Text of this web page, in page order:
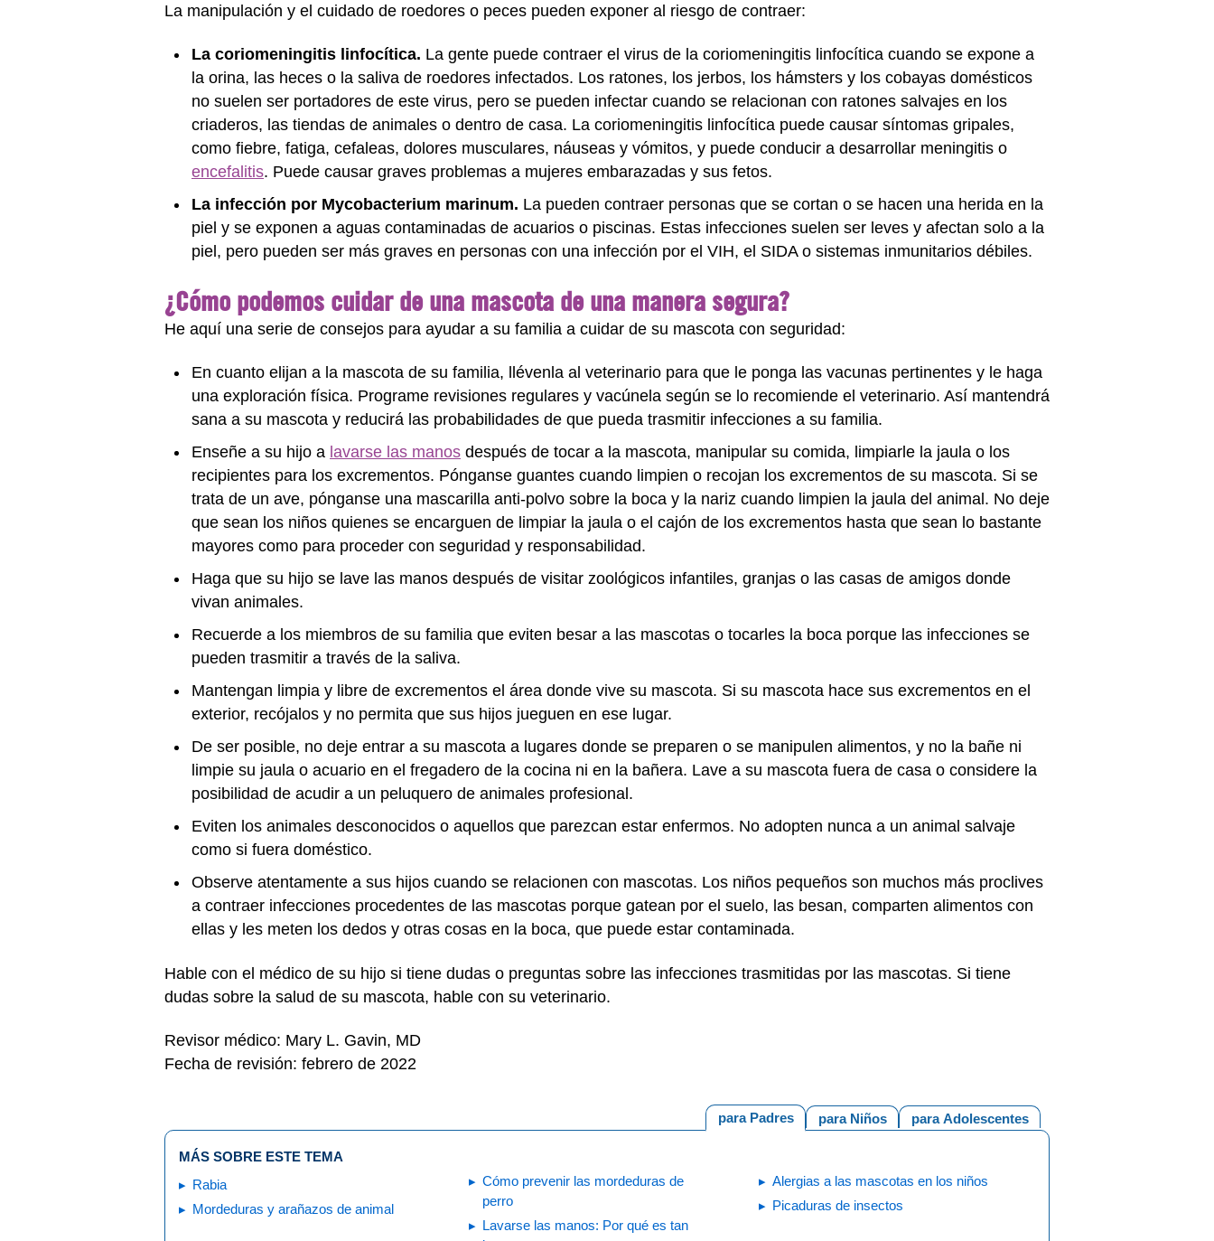
La manipulación y el cuidado de roedores o peces pueden exponer al riesgo de contraer:
La coriomeningitis linfocítica. La gente puede contraer el virus de la coriomeningitis linfocítica cuando se expone a
la orina, las heces o la saliva de roedores infectados. Los ratones, los jerbos, los hámsters y los cobayas domésticos
no suelen ser portadores de este virus, pero se pueden infectar cuando se relacionan con ratones salvajes en los
criaderos, las tiendas de animales o dentro de casa. La coriomeningitis linfocítica puede causar síntomas gripales,
como fiebre, fatiga, cefaleas, dolores musculares, náuseas y vómitos, y puede conducir a desarrollar meningitis o
encefalitis. Puede causar graves problemas a mujeres embarazadas y sus fetos.
La infección por Mycobacterium marinum. La pueden contraer personas que se cortan o se hacen una herida en la
piel y se exponen a aguas contaminadas de acuarios o piscinas. Estas infecciones suelen ser leves y afectan solo a la
piel, pero pueden ser más graves en personas con una infección por el VIH, el SIDA o sistemas inmunitarios débiles.
¿Cómo podemos cuidar de una mascota de una manera segura?
He aquí una serie de consejos para ayudar a su familia a cuidar de su mascota con seguridad:
En cuanto elijan a la mascota de su familia, llévenla al veterinario para que le ponga las vacunas pertinentes y le haga
una exploración física. Programe revisiones regulares y vacúnela según se lo recomiende el veterinario. Así mantendrá
sana a su mascota y reducirá las probabilidades de que pueda trasmitir infecciones a su familia.
Enseñe a su hijo a lavarse las manos después de tocar a la mascota, manipular su comida, limpiarle la jaula o los
recipientes para los excrementos. Pónganse guantes cuando limpien o recojan los excrementos de su mascota. Si se
trata de un ave, pónganse una mascarilla anti-polvo sobre la boca y la nariz cuando limpien la jaula del animal. No deje
que sean los niños quienes se encarguen de limpiar la jaula o el cajón de los excrementos hasta que sean lo bastante
mayores como para proceder con seguridad y responsabilidad.
Haga que su hijo se lave las manos después de visitar zoológicos infantiles, granjas o las casas de amigos donde
vivan animales.
Recuerde a los miembros de su familia que eviten besar a las mascotas o tocarles la boca porque las infecciones se
pueden trasmitir a través de la saliva.
Mantengan limpia y libre de excrementos el área donde vive su mascota. Si su mascota hace sus excrementos en el
exterior, recójalos y no permita que sus hijos jueguen en ese lugar.
De ser posible, no deje entrar a su mascota a lugares donde se preparen o se manipulen alimentos, y no la bañe ni
limpie su jaula o acuario en el fregadero de la cocina ni en la bañera. Lave a su mascota fuera de casa o considere la
posibilidad de acudir a un peluquero de animales profesional.
Eviten los animales desconocidos o aquellos que parezcan estar enfermos. No adopten nunca a un animal salvaje
como si fuera doméstico.
Observe atentamente a sus hijos cuando se relacionen con mascotas. Los niños pequeños son muchos más proclives
a contraer infecciones procedentes de las mascotas porque gatean por el suelo, las besan, comparten alimentos con
ellas y les meten los dedos y otras cosas en la boca, que puede estar contaminada.
Hable con el médico de su hijo si tiene dudas o preguntas sobre las infecciones trasmitidas por las mascotas. Si tiene
dudas sobre la salud de su mascota, hable con su veterinario.
Revisor médico: Mary L. Gavin, MD
Fecha de revisión: febrero de 2022
para Adolescentes
para Niños
para Padres
MÁS SOBRE ESTE TEMA
Rabia
Mordeduras y arañazos de animal
Cómo prevenir las mordeduras de
perro
Lavarse las manos: Por qué es tan
Alergias a las mascotas en los niños
Picaduras de insectos